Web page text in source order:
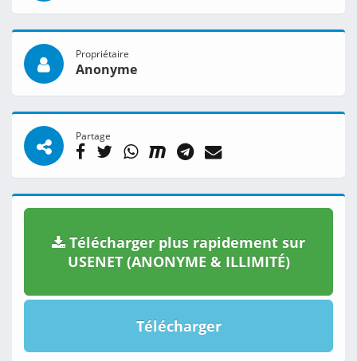
Propriétaire
Anonyme
Partage
Télécharger plus rapidement sur
USENET (ANONYME & ILLIMITÉ)
Télécharger